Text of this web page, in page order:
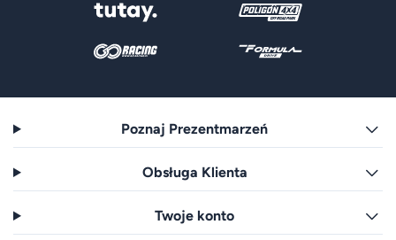
Poznaj Prezentmarzeń
Obsługa Klienta
Twoje konto